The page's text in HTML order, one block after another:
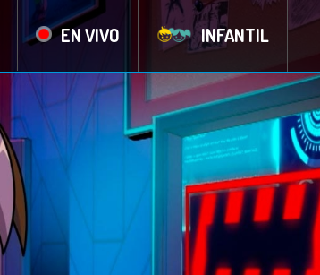
EN VIVO INFANTIL